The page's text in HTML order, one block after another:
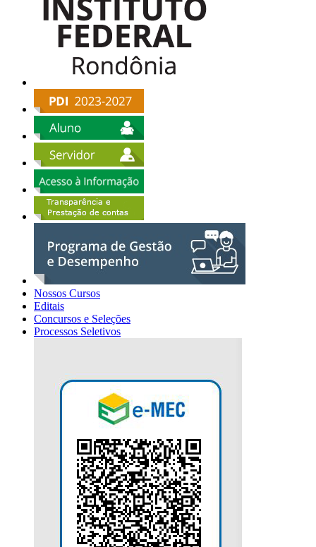
Nossos Cursos
Editais
Concursos e Seleções
Processos Seletivos